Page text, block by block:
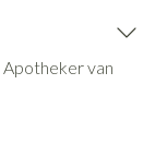
Apotheker van